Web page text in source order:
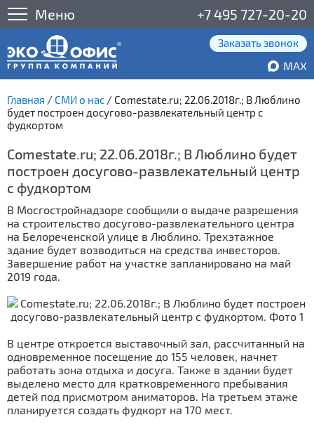
Меню +7 495 727-20-20
Заказать звонок
MAX
Главная / СМИ о нас / Comestate.ru; 22.06.2018г.; В Люблино
будет построен досугово-развлекательный центр с
фудкортом
Comestate.ru; 22.06.2018г.; В Люблино будет
построен досугово-развлекательный центр
с фудкортом
В Мосгостройнадзоре сообщили о выдаче разрешения
на строительство досугово-развлекательного центра
на Белореченской улице в Люблино. Трехэтажное
здание будет возводиться на средства инвесторов.
Завершение работ на участке запланировано на май
2019 года.
В центре откроется выставочный зал, рассчитанный на
одновременное посещение до 155 человек, начнет
работать зона отдыха и досуга. Также в здании будет
выделено место для кратковременного пребывания
детей под присмотром аниматоров. На третьем этаже
планируется создать фудкорт на 170 мест.